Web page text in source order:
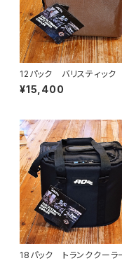
12パック バリスティック
トクーラー
¥15,400
18パック トランククーラ